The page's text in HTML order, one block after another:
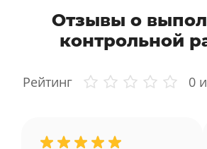
Отзывы о
контрольной
Рейтинг 0